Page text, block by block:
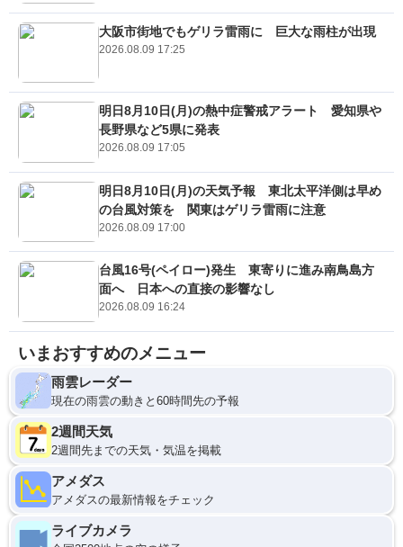
大阪市街地でもゲリラ雷雨に 巨大な雨柱が出現
2026.08.09 17:25
明日8月10日(月)の熱中症警戒アラート 愛知県や
長野県など5県に発表
2026.08.09 17:05
明日8月10日(月)の天気予報 東北太平洋側は早め
の台風対策を 関東はゲリラ雷雨に注意
2026.08.09 17:00
台風16号(ペイロー)発生 東寄りに進み南鳥島方
面へ 日本への直接の影響なし
2026.08.09 16:24
いまおすすめのメニュー
雨雲レーダー
現在の雨雲の動きと60時間先の予報
2週間天気
2週間先までの天気・気温を掲載
アメダス
アメダスの最新情報をチェック
ライブカメラ